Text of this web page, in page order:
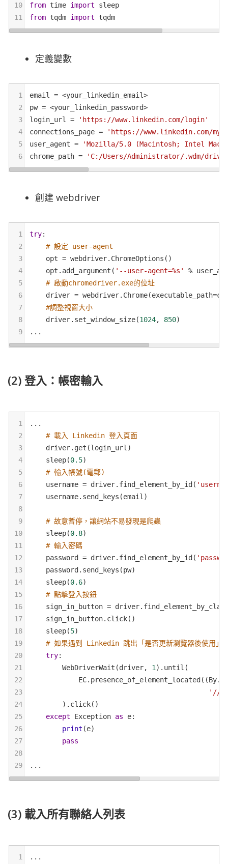
10 from time import
sleep
11
from tqdm import tqdm
定義變數
1 email = <your_linkedin_email>
2
pw = <your_linkedin_password>
3
login_url =
'https://www.linkedin.com/login'
4
connections_page =
'https://www.linkedin.com/
5
user_agent =
'Mozilla/5.0 (Macintosh; Intel Mac
6
chrome_path = 'C:/Users/Administrator/.wdm/
創建 webdriver
1 try:
2
# 設定 user-agent
3
opt = webdriver. ChromeOptions ()
4
opt . add_argument ( '--user-agent=%s' %
5
# 啟動chromedriver.exe的位址
6
driver = webdriver. Chrome(executable_path=
7
#調整視窗大小
8
driver. set_window_size(1024, 850)
9
...
(2) 登入：帳密輸入
1
...
2
# 載入 Linkedin 登入頁面
3
driver. get (login_url )
4
sleep(0.5)
5
# 輸入帳號(電郵)
6
username = driver. find_element_by_id (
7
username. send_keys (email )
8
9
# 故意暫停，讓網站不易發現是爬蟲
10
sleep(0.8)
11
# 輸入密碼
12
password = driver. find_element_by_id (
13
password . send_keys (pw)
14
sleep(0.6)
15
# 點擊登入按鈕
16
sign_in_button = driver.
17
sign_in_button. click()
18
sleep(5)
19
# 如果遇到 Linkedin 跳出「是否更新瀏覽器後使用」
20
try:
21
WebDriverWait (driver, 1 ). until (
22
EC. presence_of_element_located ((By.
23
'//
24
        ).
click()
25
except Exception as e:
26
print (e)
27
pass
28
29
...
(3) 載入所有聯絡人列表
1
...